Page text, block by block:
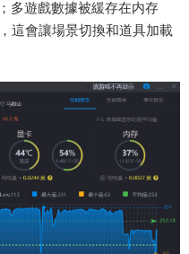
多遊戲數據被緩存在内存
這會讓場景切換和道具加載